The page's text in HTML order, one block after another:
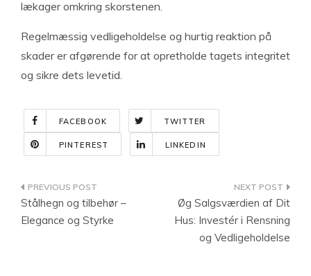
lækager omkring skorstenen.
Regelmæssig vedligeholdelse og hurtig reaktion på
skader er afgørende for at opretholde tagets integritet
og sikre dets levetid.
FACEBOOK TWITTER
PINTEREST LINKEDIN
Indlægsnavigation
Stålhegn og tilbehør –
Elegance og Styrke
Øg Salgsværdien af Dit
Hus: Investér i Rensning
og Vedligeholdelse